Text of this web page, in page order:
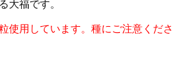
大福です。
使用しています。種にご注意くださ